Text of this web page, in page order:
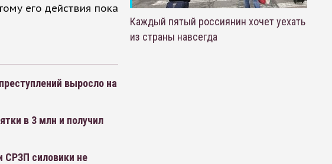
его действия пока
выросло на
в 3 млн и получил
СРЗП силовики не
Каждый пятый россиянин хочет уехать
из страны навсегда